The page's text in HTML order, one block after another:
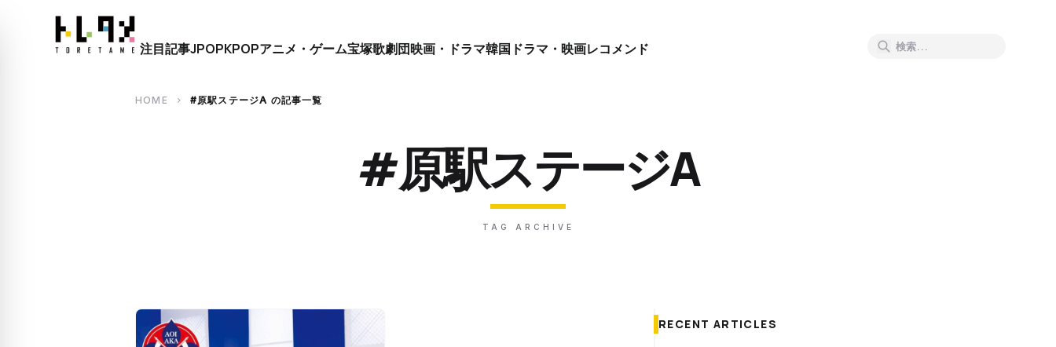
close
注目記事JPOPKPOPアニメ・ゲーム宝塚歌劇団映画・ドラマ韓国ドラマ・映画レコメンド
HOME chevron_right #原駅ステージA の記事一覧
#原駅ステージA
TAG ARCHIVE
RECENT ARTICLES